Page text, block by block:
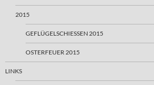
2015
GEFLÜGELSCHIESSEN 2015
OSTERFEUER 2015
LINKS